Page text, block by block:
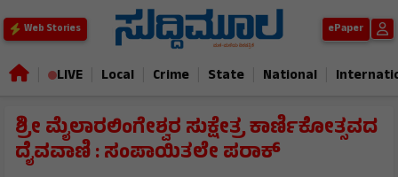
Web Stories ePaper
LIVE Local Crime State National
ಶ್ರೀ ಮೈಲಾರಲಿಂಗೇಶ್ವರ ಸುಕ್ಷೇತ್ರ ಕಾರ್ಣಿಕೋತ್ಸವದ
ದೈವವಾಣಿ : ಸಂಪಾಯಿತಲೇ ಪರಾಕ್